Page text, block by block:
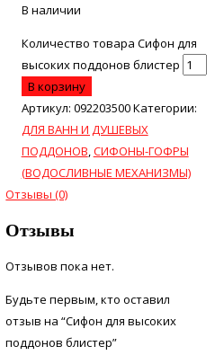
В наличии
Количество товара Сифон для
высоких поддонов блистер
В корзину
Артикул: 092203500Категории:
ДЛЯ ВАНН И ДУШЕВЫХ
ПОДДОНОВ,СИФОНЫ-ГОФРЫ
(ВОДОСЛИВНЫЕ МЕХАНИЗМЫ)
Отзывы (0)
Отзывы
Отзывов пока нет.
Будьте первым, кто оставил
отзыв на “Сифон для высоких
поддонов блистер”